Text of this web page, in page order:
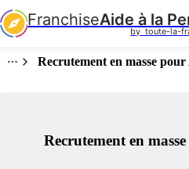
FranchiseAide à la
by  toute-la-
Recrutement en masse
Recrutement en